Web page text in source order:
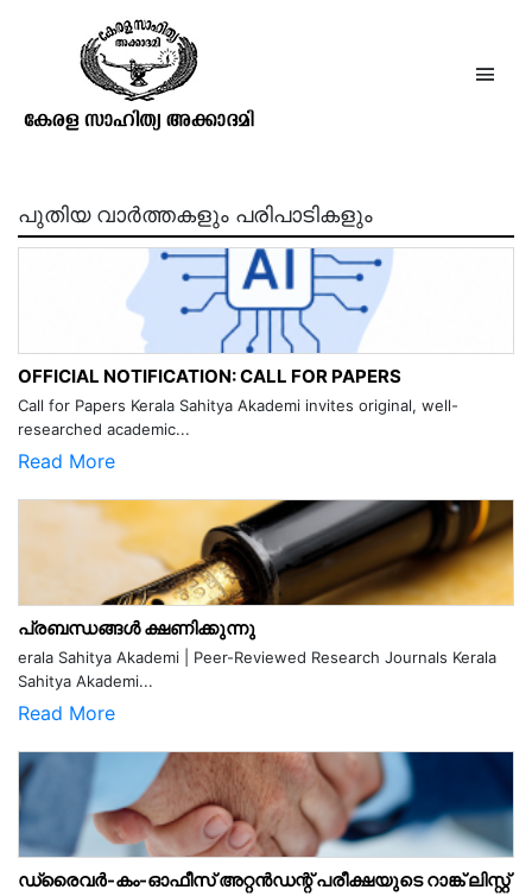
രാത്രി പന്ത്രണ്ടരക്ക് ഒരു താരാട്ട്
പുതിയ വാർത്തകളും പരിപാടികളും
OFFICIAL NOTIFICATION: CALL FOR PAPERS
Call for Papers Kerala Sahitya Akademi invites original, well-
researched academic...
Read More
പ്രബന്ധങ്ങൾ ക്ഷണിക്കുന്നു
erala Sahitya Akademi | Peer-Reviewed Research Journals Kerala
Sahitya Akademi...
Read More
ഡ്രൈവർ-കം-ഓഫീസ് അറ്റൻഡന്റ് പരീക്ഷയുടെ റാങ്ക് ലിസ്റ്റ്